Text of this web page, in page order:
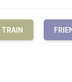
TRAIN